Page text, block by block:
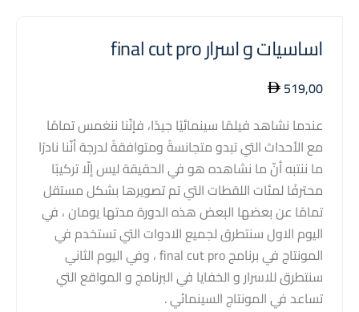
اساسيات و اسرار final cut pro
519,00
عندما نشاهد فيلمًا سينمائيًا جيدًا، فإنّنا ننغمس تمامًا
مع الأحداث التي تبدو متجانسةً ومتوافقةً لدرجة أنّنا نادرًا
ما ننتبه أنّ ما نشاهده هو في الحقيقة ليس إلّا تركيبًا
محترفًا لمئات اللقطات التي تم تصويرها بشكل مستقل
تمامًا عن بعضها البعض هذه الدورة مدتها يومان ، في
اليوم الاول سنتطرق لجميع الادوات التي تستخدم في
المونتاج في برنامج final cut pro ، وفي اليوم الثاني
سنتطرق للاسرار و الخفايا في البرنامج و المواقع التي
تساعد في المونتاج السينمائي .